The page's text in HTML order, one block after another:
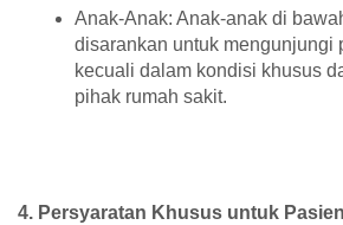
Anak-Anak: Anak-anak di
disarankan untuk mengunjungi
kecuali dalam kondisi khusus
pihak rumah sakit.
4. Persyaratan Khusus untuk